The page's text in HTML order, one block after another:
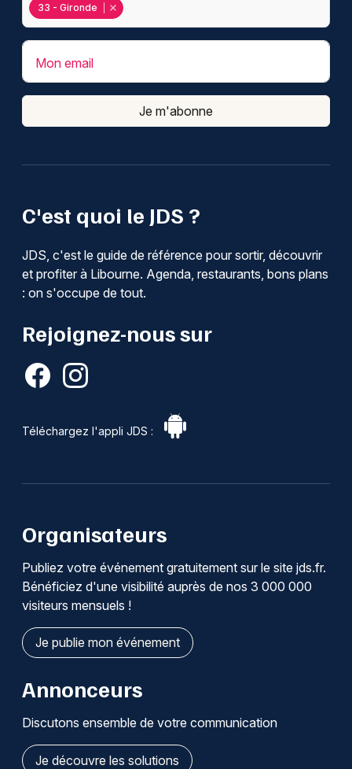
C'est quoi le JDS ?
JDS, c'est le guide de référence pour sortir, découvrir
et profiter à Libourne. Agenda, restaurants, bons plans
: on s'occupe de tout.
Rejoignez-nous sur
Téléchargez l'appli JDS :
33 - Gironde
Mon email
Je m'abonne
Organisateurs
Publiez votre événement gratuitement sur le site jds.fr.
Bénéficiez d'une visibilité auprès de nos 3 000 000
visiteurs mensuels !
Je publie mon événement
Annonceurs
Discutons ensemble de votre communication
Je découvre les solutions